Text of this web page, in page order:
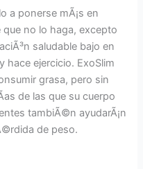
a ponerse mÃ¡s en
no lo haga, excepto
saludable bajo en
hace ejercicio. ExoSlim
grasa, pero sin
de las que su cuerpo
tambiÃ©n ayudarÃ¡n
de peso.